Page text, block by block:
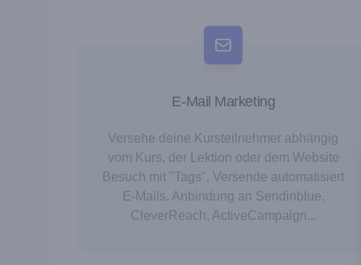
E-Mail Marketing
Versehe deine Kursteilnehmer abhängig
vom Kurs, der Lektion oder dem Website
Besuch mit "Tags". Versende automatisiert
E-Mails. Anbindung an Sendinblue,
CleverReach, ActiveCampaign...